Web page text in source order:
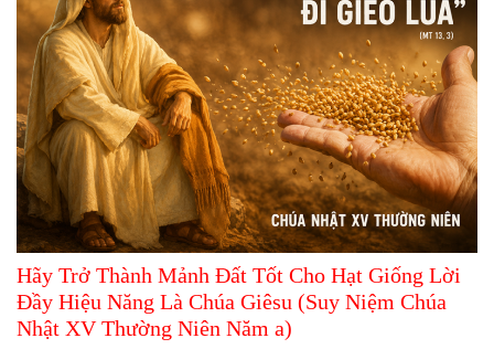
Hãy Trở Thành Mảnh Đất Tốt Cho Hạt Giống Lời
Đầy Hiệu Năng Là Chúa Giêsu (Suy Niệm Chúa
Nhật XV Thường Niên Năm a)